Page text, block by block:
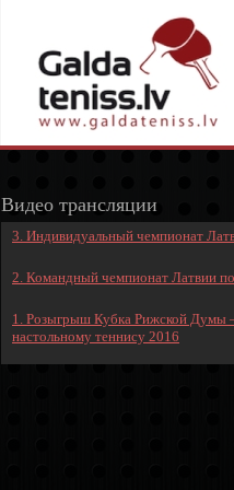
Видео трансляции
3. Индивидуальный чемпионат
2. Командный чемпионат Латвии
1. Розыгрыш Кубка Рижской Думы
настольному теннису 2016